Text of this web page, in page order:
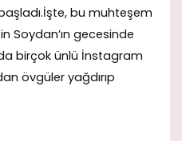
bu muhteşem
Soydan’ın gecesinde
birçok ünlü İnstagram
övgüler yağdırıp